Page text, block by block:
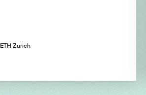
ETH Zurich